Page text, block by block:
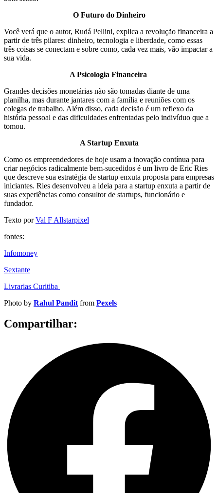
O Futuro do Dinheiro
Você verá que o autor, Rudá Pellini, explica a revolução financeira a
partir de três pilares: dinheiro, tecnologia e liberdade, como essas
três coisas se conectam e sobre como, cada vez mais, vão impactar a
sua vida.
A Psicologia Financeira
Grandes decisões monetárias não são tomadas diante de uma
planilha, mas durante jantares com a família e reuniões com os
colegas de trabalho. Além disso, cada decisão é um reflexo da
história pessoal e das dificuldades enfrentadas pelo indivíduo que a
tomou.
A Startup Enxuta
Como os empreendedores de hoje usam a inovação contínua para
criar negócios radicalmente bem-sucedidos é um livro de Eric Ries
que descreve sua estratégia de startup enxuta proposta para empresas
iniciantes. Ries desenvolveu a ideia para a startup enxuta a partir de
suas experiências como consultor de startups, funcionário e
fundador.
Texto porVal F Allstarpixel
fontes:
Infomoney
Sextante
Livrarias Curitiba
Photo by Rahul Pandit from Pexels
Compartilhar: